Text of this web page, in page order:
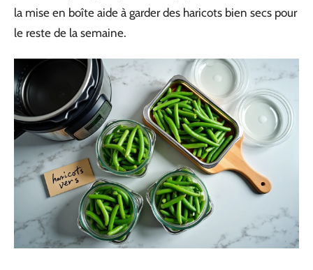
la mise en boîte aide à garder des haricots bien secs pour
le reste de la semaine.